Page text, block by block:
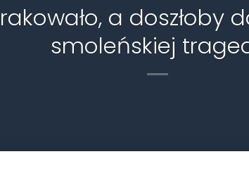
a doszłoby
smoleńskiej